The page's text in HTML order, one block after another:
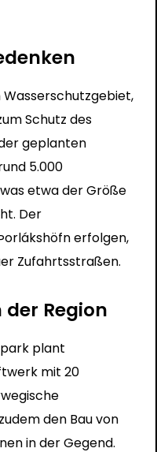
Schutz des
geplanten
5.000
etwa der Größe
Der
erfolgen,
Zufahrtsstraßen.
Region
plant
mit 20
den Bau von
in der Gegend.